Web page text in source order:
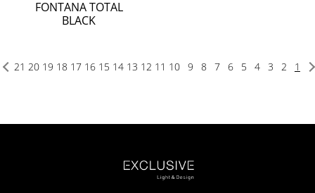
FONTANA TOTAL
BLACK
1
2
3
4
5
6
7
8
9
10
11
12
13
14
15
16
17
18
19
20
21